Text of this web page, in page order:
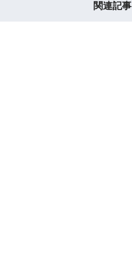
関連記事